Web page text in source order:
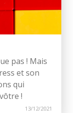
pas ! Mais
et son
qui
!
13/12/2021